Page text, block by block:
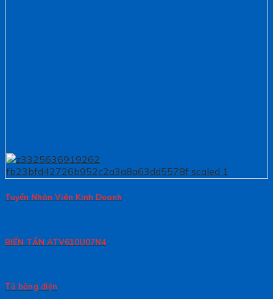
Tuyển Nhân Viên Kinh Doanh
BIẾN TẦN ATV610U07N4
Tủ bảng điện